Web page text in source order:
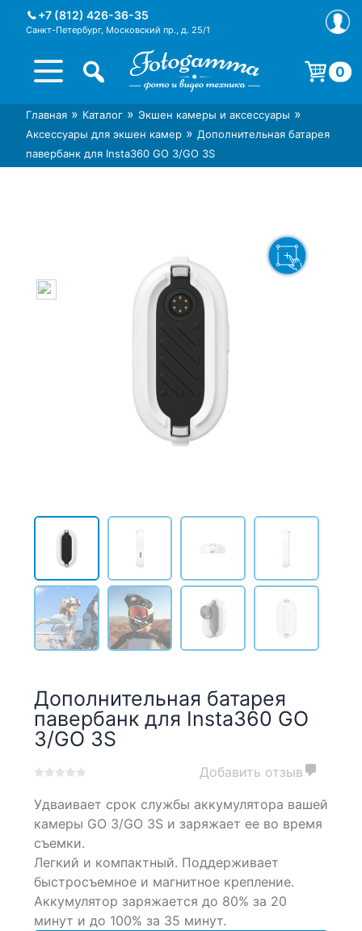
+7 (812) 426-36-35
Санкт-Петербург, Московский пр., д. 25/1
Интернет-магазин фототехники
Foto-Gamma в СПб
Магазин фотоаксессуаров foto-
gamma.ru
0
Корзина пуста.
Главная » Каталог » Экшен камеры и аксессуары »
Аксессуары для экшен камер » Дополнительная батарея
павербанк для Insta360 GO 3/GO 3S
Дополнительная батарея
павербанк для Insta360 GO
3/GO 3S
out
on
customer
ratings
Добавить отзыв
Удваивает срок службы аккумулятора вашей
камеры GO 3/GO 3S и заряжает ее во время
съемки.
Легкий и компактный. Поддерживает
быстросъемное и магнитное крепление.
Аккумулятор заряжается до 80% за 20
минут и до 100% за 35 минут.